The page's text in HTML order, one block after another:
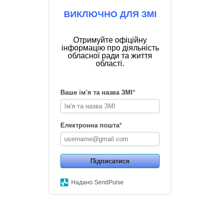
ВИКЛЮЧНО ДЛЯ ЗМІ
Отримуйте офіційну
інформацію про діяльність
обласної ради та життя
області.
Ваше ім'я та назва ЗМІ *
Електронна пошта*
Підписатися
Надано SendPulse